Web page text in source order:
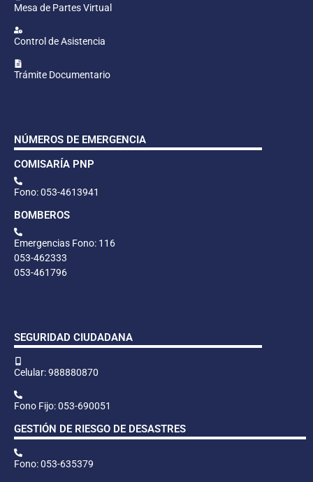
Mesa de Partes Virtual
Control de Asistencia
Trámite Documentario
NÚMEROS DE EMERGENCIA
COMISARÍA PNP
Fono: 053-4613941
BOMBEROS
Emergencias Fono: 116
053-462333
053-461796
SEGURIDAD CIUDADANA
Celular: 988880870
Fono Fijo: 053-690051
GESTIÓN DE RIESGO DE DESASTRES
Fono: 053-635379